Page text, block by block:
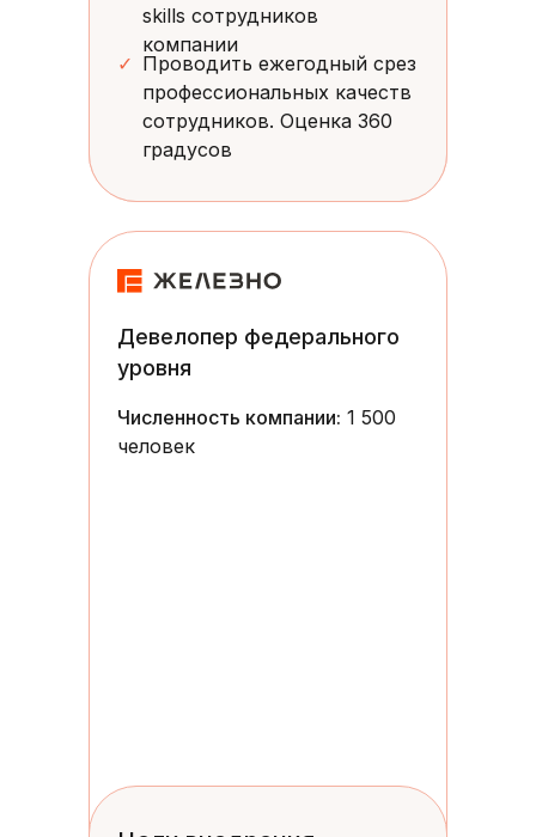
Численность компании: 1 500
человек
Девелопер федерального
уровня
✓ Проводить ежегодный срез
профессиональных качеств
сотрудников. Оценка 360
градусов
skills сотрудников
компании